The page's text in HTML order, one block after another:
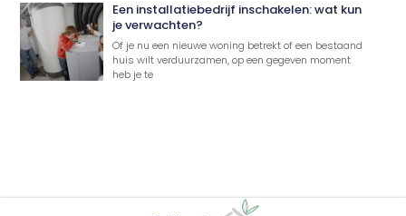
Een installatiebedrijf inschakelen: wat kun
je verwachten?
Of je nu een nieuwe woning betrekt of een bestaand
huis wilt verduurzamen, op een gegeven moment
heb je te